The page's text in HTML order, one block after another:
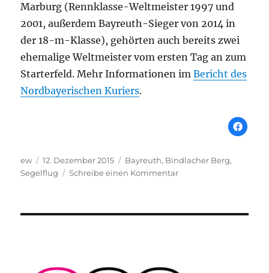
Marburg (Rennklasse-Weltmeister 1997 und
2001, außerdem Bayreuth-Sieger von 2014 in
der 18-m-Klasse), gehörten auch bereits zwei
ehemalige Weltmeister vom ersten Tag an zum
Starterfeld. Mehr Informationen imBericht des
Nordbayerischen Kuriers.
Autor
ew
Veröffentlicht
am
12. Dezember 2015 Schlagwörter
Bayreuth, Bindlacher Berg,
Segelflug
Schreibe einen Kommentarzu